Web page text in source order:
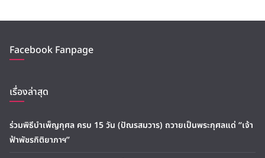
Facebook Fanpage
เรื่องล่าสุด
ร่วมพิธีบำเพ็ญกุศล ครบ 15 วัน (ปัณรสมวาร) ถวายเป็นพระกุศลแด่ “เจ้า
ฟ้าพัชรกิติยาภาฯ”